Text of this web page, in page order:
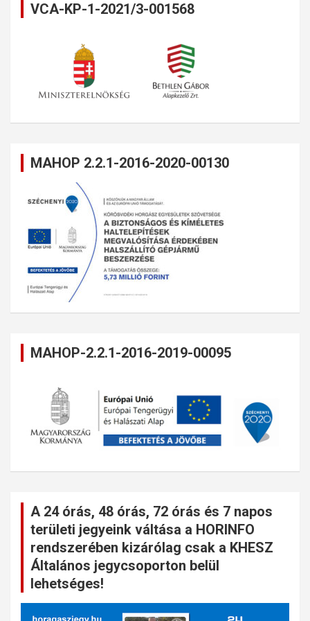
VCA-KP-1-2021/3-001568
MAHOP 2.2.1-2016-2020-00130
MAHOP-2.2.1-2016-2019-00095
A 24 órás, 48 órás, 72 órás és 7 napos
területi jegyeink váltása a HORINFO
rendszerében kizárólag csak a KHESZ
Általános jegycsoporton belül
lehetséges!